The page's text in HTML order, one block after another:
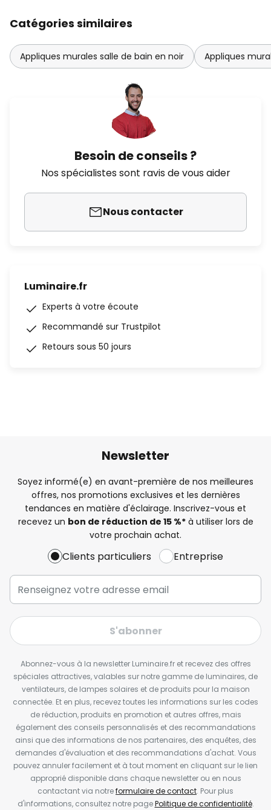
Catégories similaires
Appliques murales salle de bain en noir Appliques
Besoin de conseils ?
Nos spécialistes sont ravis de vous aider
Nous contacter
Luminaire.fr
Experts à votre écoute
Recommandé sur Trustpilot
Retours sous 50 jours
Newsletter
Soyez informé(e) en avant-première de nos meilleures
offres, nos promotions exclusives et les dernières
tendances en matière d'éclairage. Inscrivez-vous et
recevez un bon de réduction de 15 %*à utiliser lors de
votre prochain achat.
Clients particuliers Entreprise
S'abonner
Abonnez-vous à la newsletter Luminaire.fr et recevez des offres
spéciales attractives, valables sur notre gamme de luminaires, de
ventilateurs, de lampes solaires et de produits pour la maison
connectée. Et en plus, recevez toutes les informations sur les codes
de réduction, produits en promotion et autres offres, mais
également des conseils personnalisés et des recommandations
ainsi que des informations de nos partenaires, des enquêtes, des
demandes d'évaluation et des recommandations d'achat. Vous
pouvez annuler facilement et à tout moment en cliquant sur le lien
approprié disponible dans chaque newsletter ou en nous
contactant via notreformulaire de contact. Pour plus
d'informations, consultez notre pagePolitique de confidentialité.